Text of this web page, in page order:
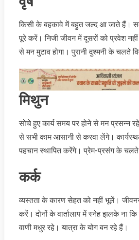
किसी के बहकावे में बहुत जल्द आ जाते हैं।
पूरे करें। निजी जीवन में दूसरों को प्रवेश नहीं
से मन मुटाव होगा। पुरानी दुश्मनी के चलते
मिथुन
सोचे हुए कार्य समय पर होने से मन प्रसन्न
से सभी काम आसानी से करवा लेंगे।
पहचान स्थापित करेंगे। प्रेम-प्रसंग के चलते
कर्क
व्यस्तता के कारण सेहत को नहीं भूलें।
करें। दोनों के वार्तालाप में स्नेह झलके ना कि
वाणी मधुर रहे। यात्रा के योग बन रहे हैं।